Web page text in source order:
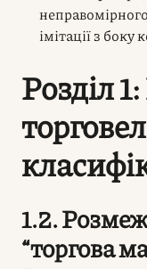
імітації з боку
Розділ
1.2.
“торгова